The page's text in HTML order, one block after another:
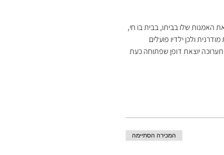
האמנות שלו בביתו, בבית בו חי,
ולכן ילדיו פועלים
תערוכה יוצאת דופן שפתוחה כעת
המכירה הסתיימה